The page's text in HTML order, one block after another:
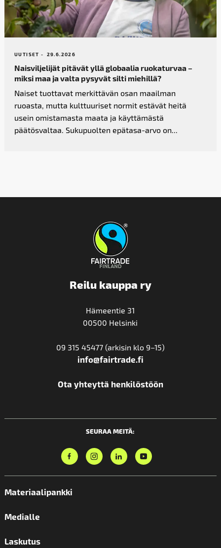
UUTISET - 29.6.2026
Naisviljelijät pitävät yllä globaalia ruokaturvaa –
miksi maa ja valta pysyvät silti miehillä?
Naiset tuottavat merkittävän osan maailman
ruoasta, mutta kulttuuriset normit estävät heitä
usein omistamasta maata ja käyttämästä
päätösvaltaa. Sukupuolten epätasa-arvo on...
Reilu kauppa ry
Hämeentie 31
00500 Helsinki
09 315 45477 (arkisin klo 9–15)
info@fairtrade.fi
Ota yhteyttä henkilöstöön
SEURAA MEITÄ:
Materiaalipankki
Medialle
Laskutus